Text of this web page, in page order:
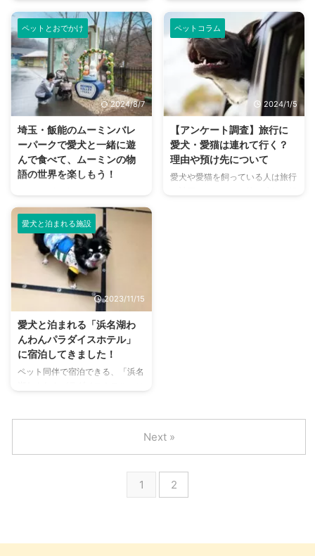
テルは観光地へのアクセスがよい
とこ ...
風呂付きでペット同伴可能な宿泊
先は ...
クティビティなど楽しいスポット
が豊富です。 那須どうぶつ王国
など、動物に縁のあるそんな那須
へ「ぜひ愛犬と一緒にお出かけし
たい」と思っている人もいるでし
ょう。 愛犬との旅行で重要なの
は、愛犬も快適に泊まることがで
きる宿選びです。今回は那須にあ
ョンなど、おすすめ宿をご紹介し
ます。 この記事の結論 都内から
車でもアクセスしやすく、愛犬と
一緒に利用できる施設が多い 宿
いる設備や、使い心地が大きく ...
暮らす方なら「ぜひ行ってみた
い」と思いませんか？ 絶景やグ
ルメ、温泉など淡路島には魅力が
いっぱいです。しかしペットと一
緒の旅行は、さまざまな点に配慮
や注意が必要になるもの。ペット
と一緒に泊まれる宿もしっかり厳
選して、快適に過ごせるところを
トや注意点などもわかりやすくな
っているので、ぜひ活用してみて
ください。素敵な思い出になるこ
と間違いなしのペットとの旅をし
ペットとおでかけ
2024/8/7
埼玉・飯能のムーミンバレ
ーパークで愛犬と一緒に遊
んで食べて、ムーミンの物
語の世界を楽しもう！
める施設「ムーミンバレーパー
ク」へ行ってきました。 一緒に
行けるだけではなく、スタッフが
一丸となってわんこ連れを楽しま
せてくれるのが、ムーミンバレー
パークのいいところ。わんことの
一日を存分に満喫できますよ。
毎年2月には、わんこが主役の
「SÖPÖ SÖPÖ DOG TAIL FAIR​​
（ソポソポドッグテイルフェ
ア）」も開催。期間中は同伴でき
るアトラクションや施設が増え、
カフェにはわんこ用メニューも登
ペットコラム
2024/1/5
【アンケート調査】旅行に
愛犬・愛猫は連れて行く？
理由や預け先について
愛犬や愛猫を飼っている人は旅行
愛犬と泊まれる施設
2023/11/15
愛犬と泊まれる「浜名湖わ
んわんパラダイスホテル」
に宿泊してきました！
ペット同伴で宿泊できる、「浜名
ある宿泊施設です。 いったいど
んな施設やサービスが展開されて
銀と一緒に浜名湖わんわんパラダ
1 2
Next »